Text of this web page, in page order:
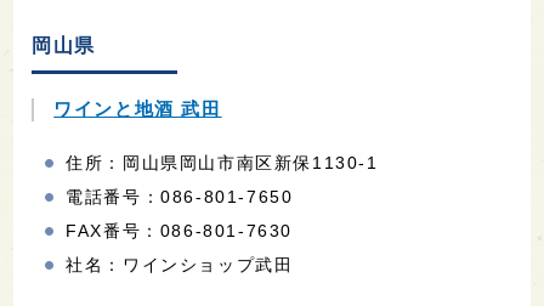
岡山県
ワインと地酒 武田
住所：岡山県岡山市南区新保1130-1
電話番号：086-801-7650
FAX番号：086-801-7630
社名：ワインショップ武田